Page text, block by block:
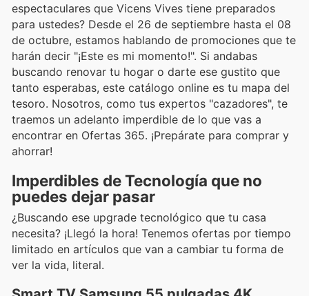
espectaculares que Vicens Vives tiene preparados
para ustedes? Desde el 26 de septiembre hasta el 08
de octubre, estamos hablando de promociones que te
harán decir "¡Este es mi momento!". Si andabas
buscando renovar tu hogar o darte ese gustito que
tanto esperabas, este catálogo online es tu mapa del
tesoro. Nosotros, como tus expertos "cazadores", te
traemos un adelanto imperdible de lo que vas a
encontrar en Ofertas 365. ¡Prepárate para comprar y
ahorrar!
Imperdibles de Tecnología que no
puedes dejar pasar
¿Buscando ese upgrade tecnológico que tu casa
necesita? ¡Llegó la hora! Tenemos ofertas por tiempo
limitado en artículos que van a cambiar tu forma de
ver la vida, literal.